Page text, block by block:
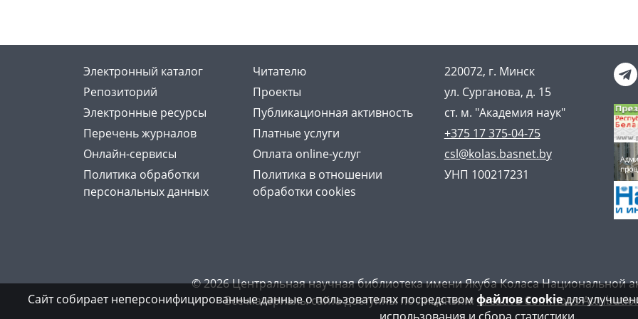
Электронный каталог
Читателю
Репозиторий
Проекты
Электронные ресурсы
Публикационная активность
Перечень журналов
Платные услуги
Онлайн-сервисы
Оплата online-услуг
Политика обработки
персональных данных
Политика в отношении
обработки cookies
220072, г. Минск
ул. Сурганова, д. 15
ст. м. "Академия наук"
+375 17 375-04-75
csl@kolas.basnet.by
УНП 100217231
© 2026 Центральная научная библиотека имени Якуба Коласа Национальной
Все материалы сайта доступны по лицензии:Creative Commons
Сайт собирает неперсонифицированные данные о пользователях посредствомфайлов cookieдля